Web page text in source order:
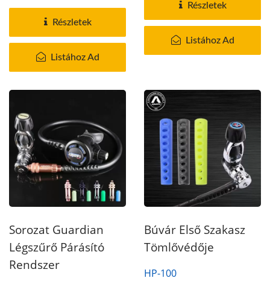
Részletek
Listához Ad
Részletek
Listához Ad
Sorozat Guardian
Légszűrő Párásító
Rendszer
Búvár Első Szakasz
Tömlővédője
HP-100